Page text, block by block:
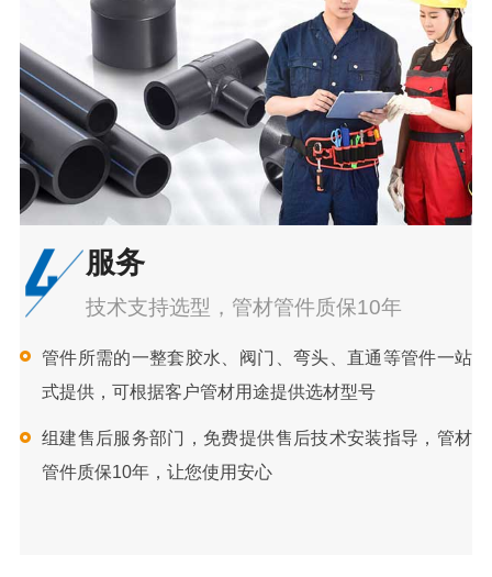
服务
技术支持选型，管材管件质保10年
管件所需的一整套胶水、阀门、弯头、直通等管件一站
式提供，可根据客户管材用途提供选材型号
组建售后服务部门，免费提供售后技术安装指导，管材
管件质保10年，让您使用安心